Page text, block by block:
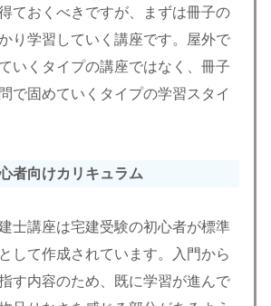
ておくべきですが、まずは冊子の
り学習していく講座です。屋外で
いくタイプの講座ではなく、冊子
で固めていくタイプの学習スタイ
者向けカリキュラム
士講座は宅建受験の初心者が標準
して作成されています。入門から
す内容のため、既に学習が進んで